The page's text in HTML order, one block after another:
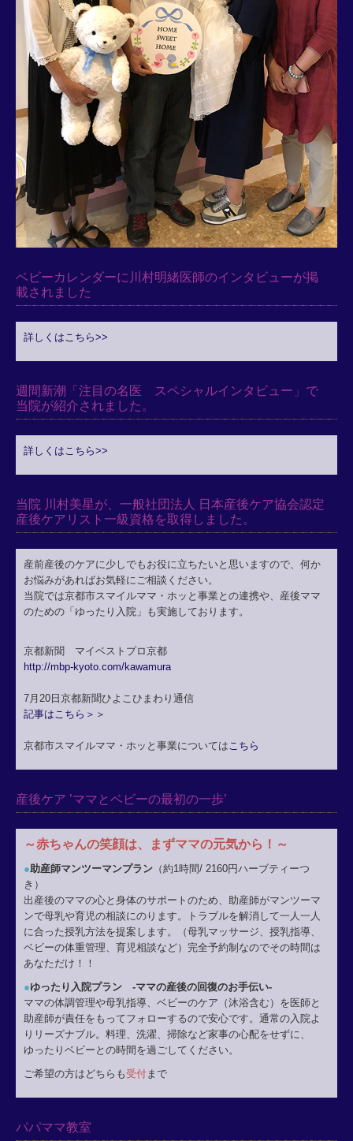
ベビーカレンダーに川村明緒医師のインタビューが掲
載されました
詳しくはこちら>>
週間新潮「注目の名医 スペシャルインタビュー」で
当院が紹介されました。
詳しくはこちら>>
当院 川村美星が、一般社団法人 日本産後ケア協会認定
産後ケアリスト一級資格を取得しました。
産前産後のケアに少しでもお役に立ちたいと思いますので、何か
お悩みがあればお気軽にご相談ください。
当院では京都市スマイルママ・ホッと事業との連携や、産後ママ
のための「ゆったり入院」も実施しております。
京都新聞 マイベストプロ京都
http://mbp-kyoto.com/kawamura
7月20日京都新聞ひよこひまわり通信
記事はこちら＞＞
京都市スマイルママ・ホッと事業についてはこちら
産後ケア ’ママとベビーの最初の一歩’
～赤ちゃんの笑顔は、まずママの元気から！～
●助産師マンツーマンプラン （約1時間/ 2160円ハーブティーつ
き）
出産後のママの心と身体のサポートのため、助産師がマンツーマ
ンで母乳や育児の相談にのります。トラブルを解消して一人一人
に合った授乳方法を提案します。（母乳マッサージ、授乳指導、
ベビーの体重管理、育児相談など）完全予約制なのでその時間は
あなただけ！！
●ゆったり入院プラン -ママの産後の回復のお手伝い-
ママの体調管理や母乳指導、ベビーのケア（沐浴含む）を医師と
助産師が責任をもってフォローするので安心です。通常の入院よ
りリーズナブル。料理、洗濯、掃除など家事の心配をせずに、
ゆったりベビーとの時間を過ごしてください。
ご希望の方はどちらも受付まで
パパママ教室